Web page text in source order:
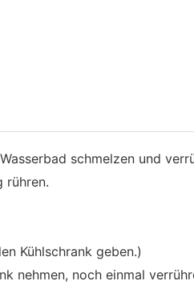
schmelzen und
rühren.
Kühlschrank geben.)
nehmen, noch einmal